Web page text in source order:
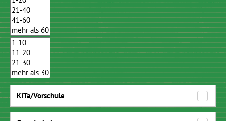
KiTa/Vorschule